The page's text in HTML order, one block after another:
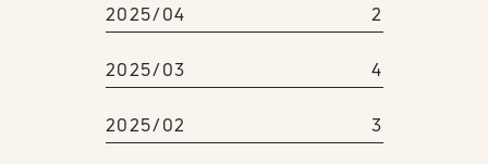
2025/04 2
2025/03 4
2025/02 3